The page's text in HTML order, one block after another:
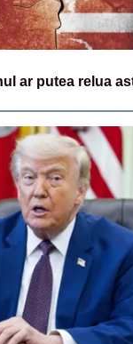
ar putea relua